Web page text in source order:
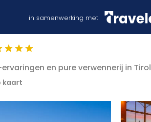
in samenwerking met
en pure verwennerij in Tirol
kaart